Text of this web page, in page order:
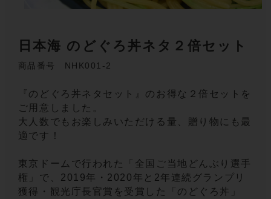
日本海 のどぐろ丼ネタ２倍セット
商品番号 NHK001-2
『のどぐろ丼ネタセット』のお得な２倍セットを
ご用意しました。
大人数でもお楽しみいただける量、贈り物にも最
適です！
東京ドームで行われた「全国ご当地どんぶり選手
権」で、2019年・2020年と2年連続グランプリ
獲得・観光庁長官賞を受賞した「のどぐろ丼」